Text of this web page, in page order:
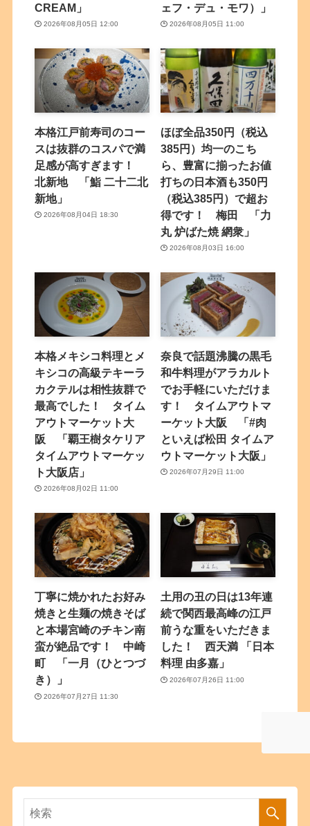
CREAM」
2026年08月05日 12:00
ェフ・デュ・モワ）」
2026年08月05日 11:00
本格江戸前寿司のコー
スは抜群のコスパで満
足感が高すぎます！
北新地 「鮨 二十二北
新地」
2026年08月04日 18:30
ほぼ全品350円（税込
385円）均一のこち
ら、豊富に揃ったお値
打ちの日本酒も350円
（税込385円）で超お
得です！ 梅田 「力
丸 炉ばた焼 網衆」
2026年08月03日 16:00
本格メキシコ料理とメ
キシコの高級テキーラ
カクテルは相性抜群で
最高でした！ タイム
アウトマーケット大
阪 「覇王樹タケリア
タイムアウトマーケッ
ト大阪店」
2026年08月02日 11:00
奈良で話題沸騰の黒毛
和牛料理がアラカルト
でお手軽にいただけま
す！ タイムアウトマ
ーケット大阪 「#肉
といえば松田 タイムア
ウトマーケット大阪」
2026年07月29日 11:00
丁寧に焼かれたお好み
焼きと生麺の焼きそば
と本場宮崎のチキン南
蛮が絶品です！ 中崎
町 「一月（ひとつづ
き）」
2026年07月27日 11:30
土用の丑の日は13年連
続で関西最高峰の江戸
前うな重をいただきま
した！ 西天満 「日本
料理 由多嘉」
2026年07月26日 11:00